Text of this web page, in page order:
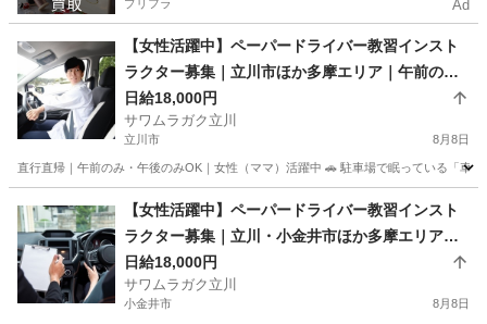
プリフラ Ad
【女性活躍中】ペーパードライバー教習インスト
ラクター募集｜立川市ほか多摩エリア｜午前のみ
OK
日給18,000円
サワムラガク立川
立川市 8月8日
直行直帰｜午前のみ・午後のみOK｜女性（ママ）活躍中 🚗 駐車場で眠っている「車
インストラクター ペーパードライバー
【女性活躍中】ペーパードライバー教習インスト
ラクター募集｜立川・小金井市ほか多摩エリア｜
午前のみOK
日給18,000円
サワムラガク立川
小金井市 8月8日